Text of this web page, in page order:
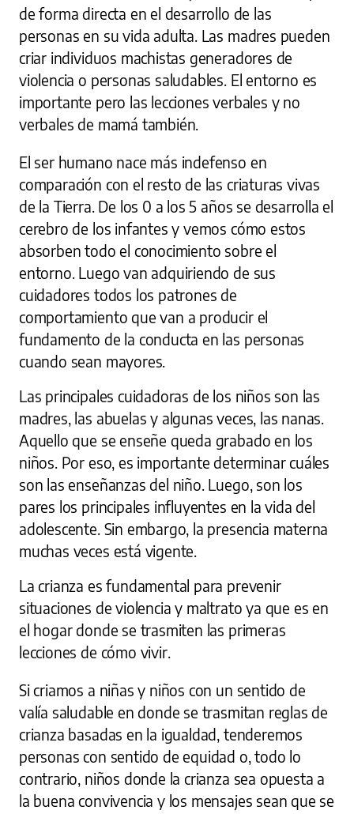
de forma directa en el desarrollo de las
personas en su vida adulta. Las madres pueden
criar individuos machistas generadores de
violencia o personas saludables. El entorno es
importante pero las lecciones verbales y no
verbales de mamá también.
El ser humano nace más indefenso en
comparación con el resto de las criaturas vivas
de la Tierra. De los 0 a los 5 años se desarrolla el
cerebro de los infantes y vemos cómo estos
absorben todo el conocimiento sobre el
entorno. Luego van adquiriendo de sus
cuidadores todos los patrones de
comportamiento que van a producir el
fundamento de la conducta en las personas
cuando sean mayores.
Las principales cuidadoras de los niños son las
madres, las abuelas y algunas veces, las nanas.
Aquello que se enseñe queda grabado en los
niños. Por eso, es importante determinar cuáles
son las enseñanzas del niño. Luego, son los
pares los principales influyentes en la vida del
adolescente. Sin embargo, la presencia materna
muchas veces está vigente.
La crianza es fundamental para prevenir
situaciones de violencia y maltrato ya que es en
el hogar donde se trasmiten las primeras
lecciones de cómo vivir.
Si criamos a niñas y niños con un sentido de
valía saludable en donde se trasmitan reglas de
crianza basadas en la igualdad, tenderemos
personas con sentido de equidad o, todo lo
contrario, niños donde la crianza sea opuesta a
la buena convivencia y los mensajes sean que se